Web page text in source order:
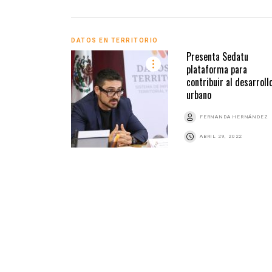
DATOS EN TERRITORIO
Presenta Sedatu
plataforma para
contribuir al
urbano
FERNANDA HERNÁNDEZ
ABRIL 29, 2022